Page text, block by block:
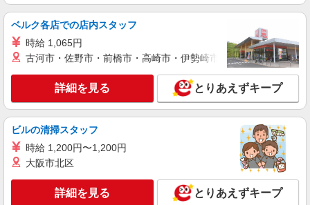
時給1,450円〜1,650円 ★週払いOK（規定あ
り） ※給与幅は経験・能力による
京都府宇治市 【最寄駅】京都市営地下鉄東西
から通いやすいエリアなど、お好きな勤務地をお
選び下さい！！
キープ 詳細を見る
アルバイト パート 派遣社員 紹介予定派遣
日研トータルソーシング株式会社 メディカルケア事業部/京都オフィ
ス
未経験・無資格OKの介護スタッフ
時給1,450円〜1,650円 ★週払いOK（規定あ
り） ※給与幅は経験・能力による
京都府宇治市 【最寄駅】京阪宇治線「宇治」
ベルク各店での店内スタッフ
時給 1,065円
古河市・佐野市・前橋市・高崎市・伊勢崎市・太田市・館林市
詳細を見る とりあえずキープ
ビルの清掃スタッフ
時給 1,200円〜1,200円
大阪市北区
詳細を見る とりあえずキープ